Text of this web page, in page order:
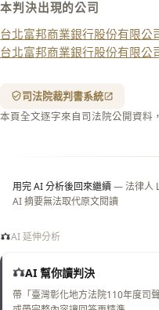
本判決出現的公司
台北富邦商業銀行股份有限公
台北富邦商業銀行股份有限公
司法院裁判書系統
本頁全文逐字來自司法院公開資料
用完 AI 分析後回來繼續— 法律人
AI 摘要無法取代原文閱讀
AI 延伸分析
AI 幫你讀判決
帶「臺灣彰化地方法院110年度司